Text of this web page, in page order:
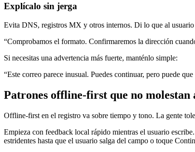
Explícalo sin jerga
Evita DNS, registros MX y otros internos. Di lo que al
“Comprobamos el formato. Confirmaremos la dirección
Si necesitas una advertencia más fuerte, manténlo simple:
“Este correo parece inusual. Puedes continuar, pero puede
Patrones offline-first que no molestan
Offline‑first en el registro va sobre tiempo y tono. La gente
Empieza con feedback local rápido mientras el usuario
estridentes hasta que el usuario salga del campo o toque